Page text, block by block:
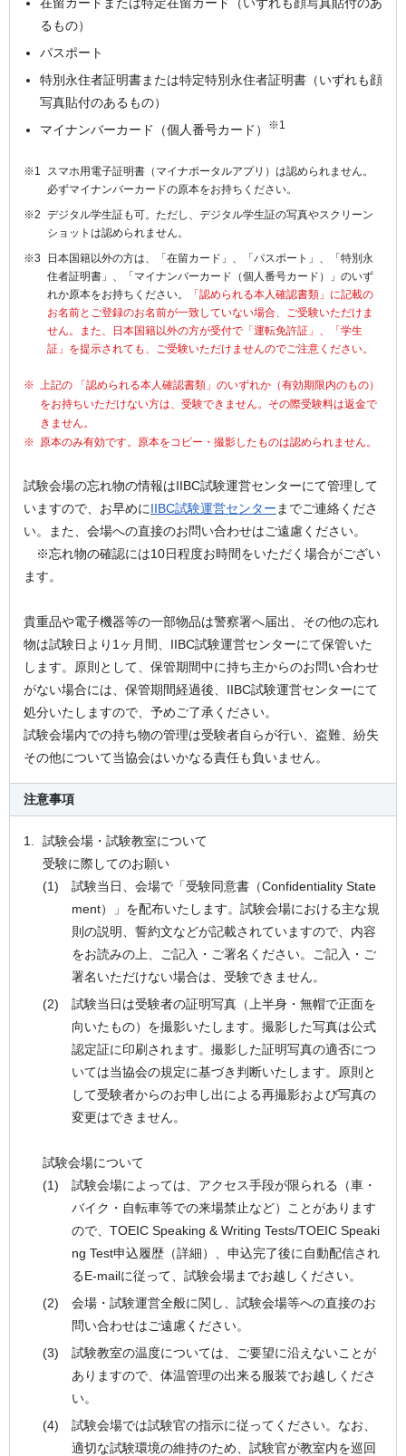
るもの）
パスポート
特別永住者証明書または特定特別永住者証明書（いずれも顔
写真貼付のあるもの）
マイナンバーカード（個人番号カード）
※1
スマホ用電子証明書（マイナポータルアプリ）は認められません。
必ずマイナンバーカードの原本をお持ちください。
デジタル学生証も可。ただし、デジタル学生証の写真やスクリーン
ショットは認められません。
日本国籍以外の方は、「在留カード」、「パスポート」、「特別永
住者証明書」、「マイナンバーカード（個人番号カード）」のいず
れか原本をお持ちください。
「認められる本人確認書類」に記載の
お名前とご登録のお名前が一致していない場合、ご受験いただけま
せん。また、日本国籍以外の方が受付で「運転免許証」、「学生
証」を提示されても、ご受験いただけませんのでご注意ください。
上記の 「認められる本人確認書類」のいずれか（有効期限内のもの）
をお持ちいただけない方は、受験できません。その際受験料は返金で
きません。
原本のみ有効です。原本をコピー・撮影したものは認められません。
試験会場の忘れ物の情報はIIBC試験運営センターにて管理して
いますので、お早めにIIBC試験運営センター までご連絡くださ
い。また、会場への直接のお問い合わせはご遠慮ください。
※忘れ物の確認には10日程度お時間をいただく場合がござい
ます。
貴重品や電子機器等の一部物品は警察署へ届出、その他の忘れ
物は試験日より1ヶ月間、IIBC試験運営センターにて保管いた
します。原則として、保管期間中に持ち主からのお問い合わせ
がない場合には、保管期間経過後、IIBC試験運営センターにて
処分いたしますので、予めご了承ください。
試験会場内での持ち物の管理は受験者自らが行い、盗難、紛失
その他について当協会はいかなる責任も負いません。
注意事項
試験会場・試験教室について
受験に際してのお願い
試験当日、会場で「受験同意書（Confidentiality State
ment）」を配布いたします。試験会場における主な規
則の説明、誓約文などが記載されていますので、内容
をお読みの上、ご記入・ご署名ください。ご記入・ご
署名いただけない場合は、受験できません。
試験当日は受験者の証明写真（上半身・無帽で正面を
向いたもの）を撮影いたします。撮影した写真は公式
認定証に印刷されます。撮影した証明写真の適否につ
いては当協会の規定に基づき判断いたします。原則と
して受験者からのお申し出による再撮影および写真の
変更はできません。
試験会場について
試験会場によっては、アクセス手段が限られる（車・
バイク・自転車等での来場禁止など）ことがあります
ので、TOEIC Speaking & Writing Tests/TOEIC Speaki
ng Test申込履歴（詳細）、申込完了後に自動配信され
るE-mailに従って、試験会場までお越しください。
会場・試験運営全般に関し、試験会場等への直接のお
問い合わせはご遠慮ください。
試験教室の温度については、ご要望に沿えないことが
ありますので、体温管理の出来る服装でお越しくださ
い。
試験会場では試験官の指示に従ってください。なお、
適切な試験環境の維持のため、試験官が教室内を巡回